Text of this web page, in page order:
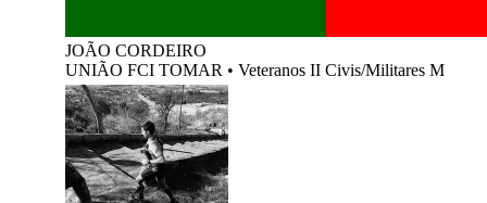
JOÃO CORDEIRO
UNIÃO FCI TOMAR • Veteranos II Civis/Militares M